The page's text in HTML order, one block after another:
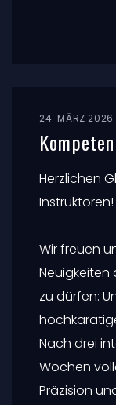
24. MÄRZ 2026
Herzlichen
Instruktoren!
Wir freuen
Neuigkeiten
zu dürfen:
Nach drei
Wochen
Präzision